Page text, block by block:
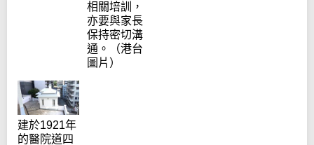
相關培訓，
亦要與家長
保持密切溝
通。（港台
圖片）
建於1921年
的醫院道四